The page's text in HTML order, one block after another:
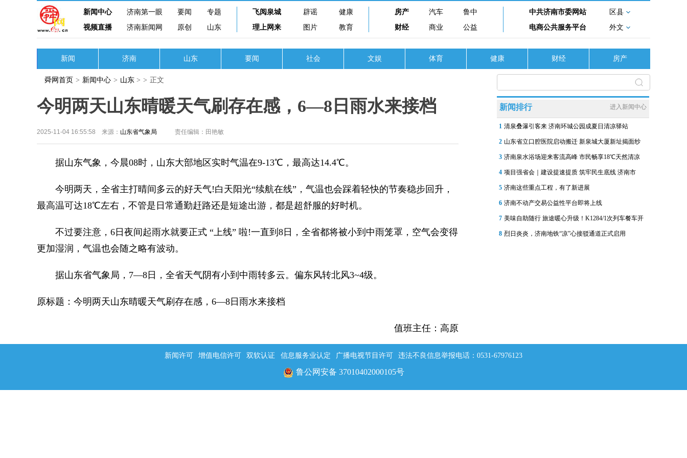
新闻中心 济南第一眼 要闻
专题
视频直播
济南新闻网 原创 山东
飞阅泉城 辟谣
健康
理上网来
图片 教育
房产 汽车
鲁中
财经
商业 公益
中共济南市委网站
区县
电商公共服务平台
外文
新闻 济南 山东 要闻 社会 文娱 体育 健康 财经 房产
舜网首页 > 新闻中心 > 山东 > > 正文
今明两天山东晴暖天气刷存在感，6—8日雨水来接档
2025-11-04 16:55:58 来源： 山东省气象局 责任编辑：田艳敏
据山东气象，今晨08时，山东大部地区实时气温在9-13℃，最高达14.4℃。
今明两天，全省主打晴间多云的好天气!白天阳光“续航在线”，气温也会踩着轻快的节奏稳步回升，
最高温可达18℃左右，不管是日常通勤赶路还是短途出游，都是超舒服的好时机。
不过要注意，6日夜间起雨水就要正式 “上线” 啦!一直到8日，全省都将被小到中雨笼罩，空气会变得
更加湿润，气温也会随之略有波动。
据山东省气象局，7—8日，全省天气阴有小到中雨转多云。偏东风转北风3~4级。
原标题：今明两天山东晴暖天气刷存在感，6—8日雨水来接档
值班主任：高原
新闻排行 进入新闻中心
1 清泉叠瀑引客来 济南环城公园成夏日清凉驿站
2 山东省立口腔医院启动搬迁 新泉城大厦新址揭面纱
3 济南泉水浴场迎来客流高峰 市民畅享18℃天然清凉
4 项目强省会｜建设提速提质 筑牢民生底线 济南市
5 济南这些重点工程，有了新进展
6 济南不动产交易公益性平台即将上线
7 美味自助随行 旅途暖心升级！K1284/1次列车餐车开
8 烈日炎炎，济南地铁“凉”心接驳通道正式启用
新闻许可 增值电信许可 双软认证 信息服务业认定 广播电视节目许可 违法不良信息举报电话：0531-67976123
鲁公网安备 37010402000105号